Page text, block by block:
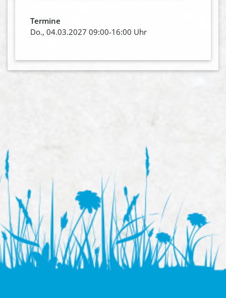
Termine
Do., 04.03.2027 09:00-16:00 Uhr